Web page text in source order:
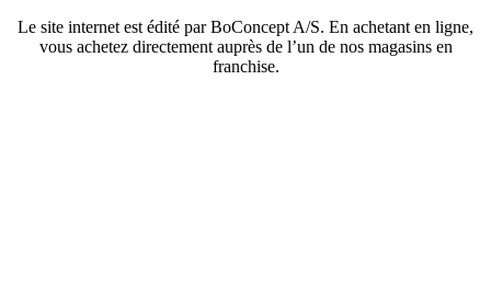
Le site internet est édité par BoConcept A/S. En achetant en ligne,
vous achetez directement auprès de l’un de nos magasins en
franchise.